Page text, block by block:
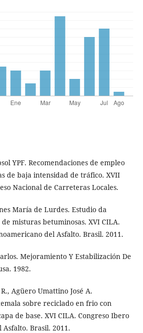
YPF. Recomendaciones de empleo
de baja intensidad de tráfico. XVII
Nacional de Carreteras Locales.
María de Lurdes. Estudio da
misturas betuminosas. XVI CILA.
del Asfalto. Brasil. 2011.
Mejoramiento Y Estabilización De
1982.
Agüero Umattino José A.
sobre reciclado en frio con
de base. XVI CILA. Congreso Ibero
Brasil. 2011.